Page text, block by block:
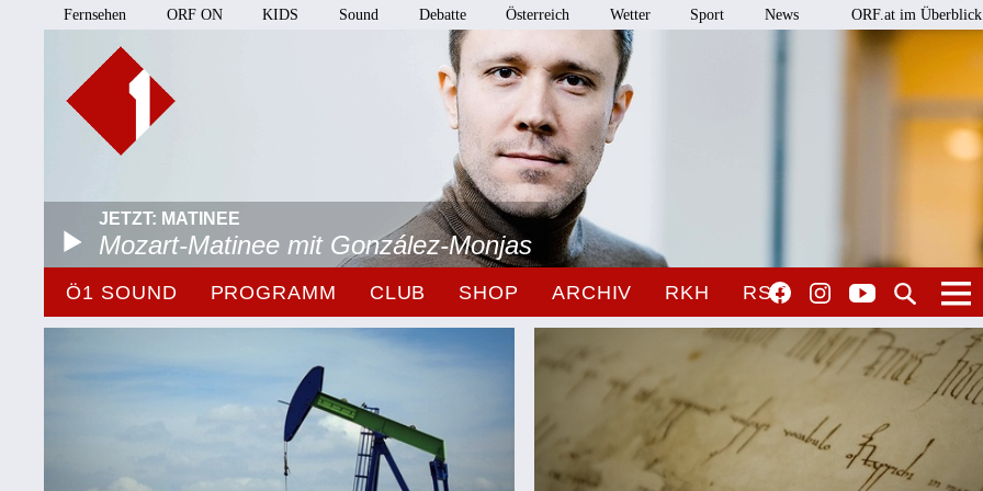
Fernsehen ORF ON KIDS Sound Debatte Österreich Wetter Sport News ORF.at im Überblick
JETZT: MATINEE
Mozart-Matinee mit González-Monjas
Ö1 SOUND PROGRAMM CLUB SHOP ARCHIV RKH RSO